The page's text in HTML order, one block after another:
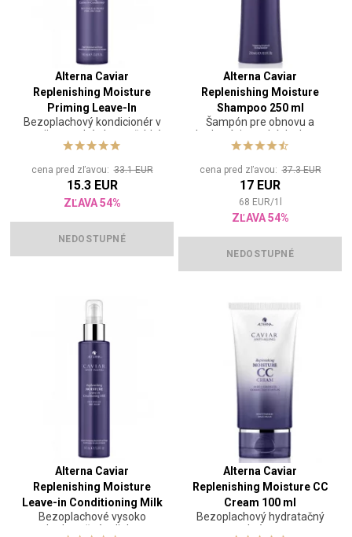
Alterna Caviar
Replenishing Moisture
Priming Leave-In
Conditioner 147 ml
Bezoplachový kondicionér v
spreji na suché vlasy a ľahké
rozčesávanie
cena pred zľavou:33.1 EUR
15.3 EUR
ZĽAVA 54%
NEDOSTUPNÉ
Alterna Caviar
Replenishing Moisture
Shampoo 250 ml
Šampón pre obnovu a
hydratáciu suchých vlasov
cena pred zľavou:37.3 EUR
17 EUR
68 EUR/1
ZĽAVA 54%
NEDOSTUPNÉ
Alterna Caviar
Replenishing Moisture
Leave-in Conditioning Milk
147 ml
Bezoplachové vysoko
hydratačné mlieko
Alterna Caviar
Replenishing Moisture CC
Cream 100 ml
Bezoplachový hydratačný
krém